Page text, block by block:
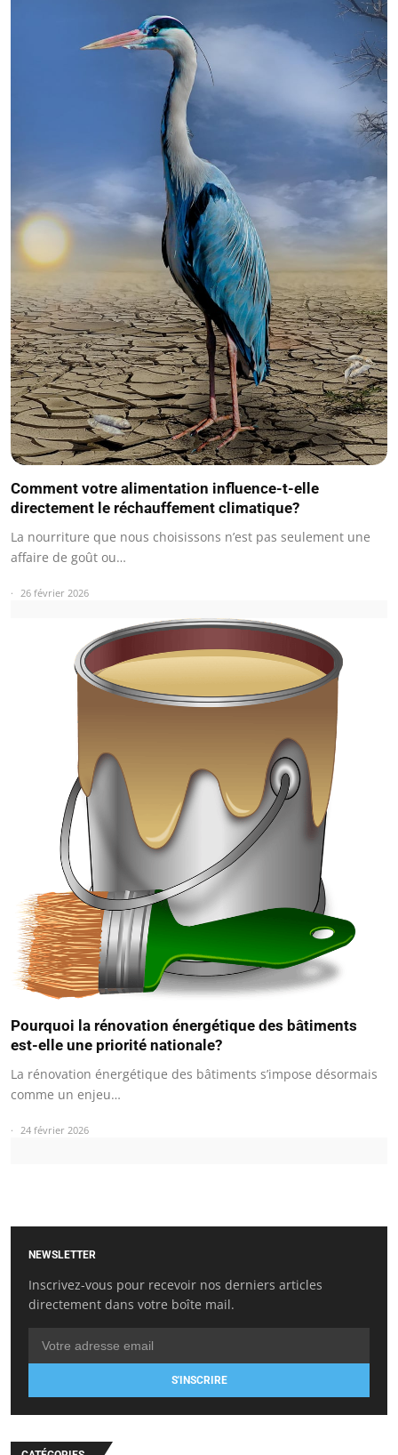
Comment votre alimentation influence-t-elle
directement le réchauffement climatique?
La nourriture que nous choisissons n’est pas seulement une
affaire de goût ou…
26 février 2026
Pourquoi la rénovation énergétique des bâtiments
est-elle une priorité nationale?
La rénovation énergétique des bâtiments s’impose désormais
comme un enjeu…
24 février 2026
NEWSLETTER
Inscrivez-vous pour recevoir nos derniers articles
directement dans votre boîte mail.
S'INSCRIRE